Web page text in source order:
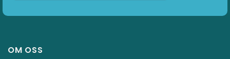
OM OSS